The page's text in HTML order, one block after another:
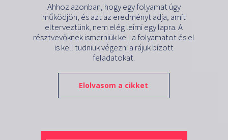
Ahhoz azonban, hogy egy folyamat úgy
működjön, és azt az eredményt adja, amit
elterveztünk, nem elég leírni egy lapra. A
résztvevőknek ismerniük kell a folyamatot és el
is kell tudniuk végezni a rájuk bízott
feladatokat.
Elolvasom a cikket